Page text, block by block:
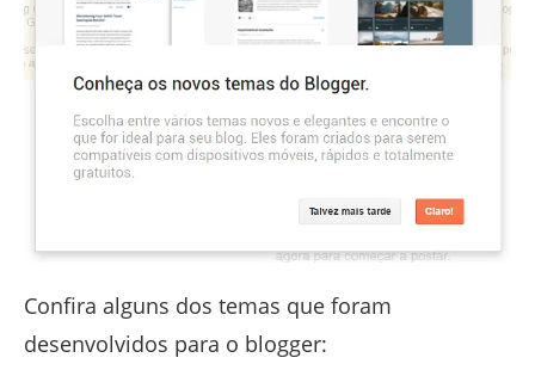
Confira alguns dos temas que foram
desenvolvidos para o blogger: